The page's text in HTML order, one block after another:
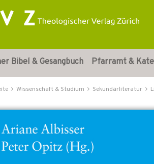
Bibel & Gesangbuch Pfarramt &
Wissenschaft & Studium Sekundärliteratur